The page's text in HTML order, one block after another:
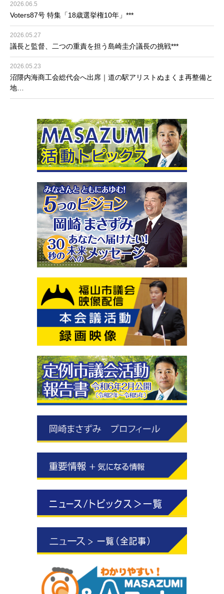
2026.06.5
Voters87号 特集「18歳選挙権10年」***
2026.05.27
議長と監督、二つの重責を担う島崎圭介議長の挑戦***
2026.05.23
沼隈内海商工会総代会へ出席｜道の駅アリストぬまくま再整備と
地…